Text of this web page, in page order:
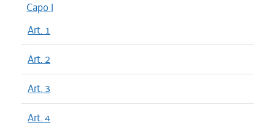
Capo I
Art. 1
Art. 2
Art. 3
Art. 4